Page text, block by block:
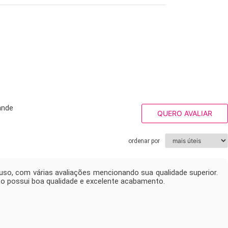
QUERO AVALIAR
ordenar por
com várias avaliações mencionando sua qualidade superior.
boa qualidade e excelente acabamento.